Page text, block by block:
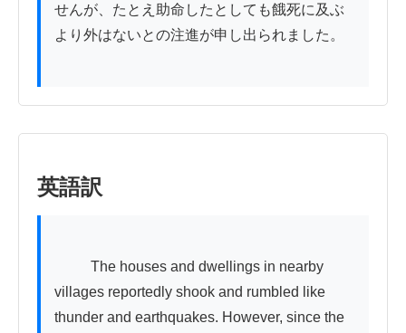
せんが、たとえ助命したとしても餓死に及ぶ
より外はないとの注進が申し出られました。
英語訳
villages reportedly shook and rumbled like
thunder and earthquakes. However, since the